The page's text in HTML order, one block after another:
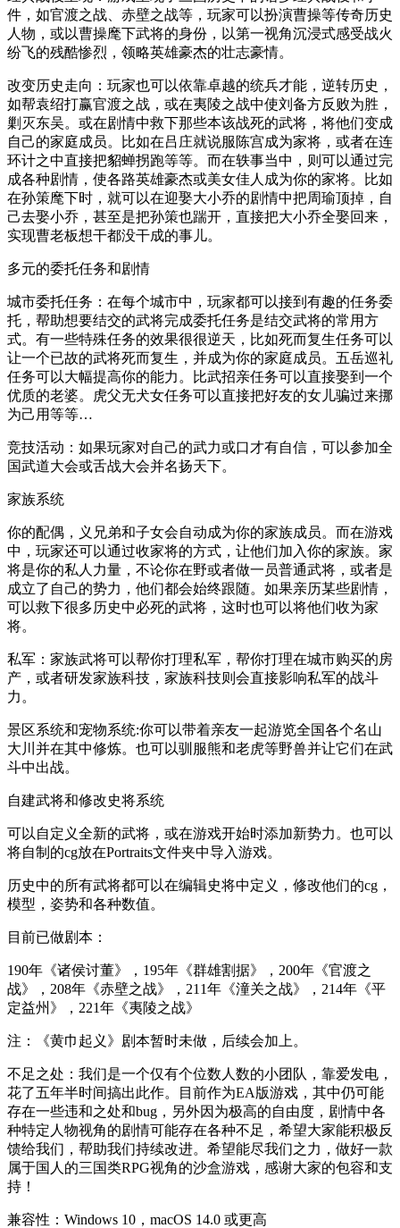
件，如官渡之战、赤壁之战等，玩家可以扮演曹操等传奇历史
人物，或以曹操麾下武将的身份，以第一视角沉浸式感受战火
纷飞的残酷惨烈，领略英雄豪杰的壮志豪情。
改变历史走向：玩家也可以依靠卓越的统兵才能，逆转历史，
如帮袁绍打赢官渡之战，或在夷陵之战中使刘备方反败为胜，
剿灭东吴。或在剧情中救下那些本该战死的武将，将他们变成
自己的家庭成员。比如在吕庄就说服陈宫成为家将，或者在连
环计之中直接把貂蝉拐跑等等。而在轶事当中，则可以通过完
成各种剧情，使各路英雄豪杰或美女佳人成为你的家将。比如
在孙策麾下时，就可以在迎娶大小乔的剧情中把周瑜顶掉，自
己去娶小乔，甚至是把孙策也踹开，直接把大小乔全娶回来，
实现曹老板想干都没干成的事儿。
多元的委托任务和剧情
城市委托任务：在每个城市中，玩家都可以接到有趣的任务委
托，帮助想要结交的武将完成委托任务是结交武将的常用方
式。有一些特殊任务的效果很很逆天，比如死而复生任务可以
让一个已故的武将死而复生，并成为你的家庭成员。五岳巡礼
任务可以大幅提高你的能力。比武招亲任务可以直接娶到一个
优质的老婆。虎父无犬女任务可以直接把好友的女儿骗过来挪
为己用等等…
竞技活动：如果玩家对自己的武力或口才有自信，可以参加全
国武道大会或舌战大会并名扬天下。
家族系统
你的配偶，义兄弟和子女会自动成为你的家族成员。而在游戏
中，玩家还可以通过收家将的方式，让他们加入你的家族。家
将是你的私人力量，不论你在野或者做一员普通武将，或者是
成立了自己的势力，他们都会始终跟随。如果亲历某些剧情，
可以救下很多历史中必死的武将，这时也可以将他们收为家
将。
私军：家族武将可以帮你打理私军，帮你打理在城市购买的房
产，或者研发家族科技，家族科技则会直接影响私军的战斗
力。
景区系统和宠物系统:你可以带着亲友一起游览全国各个名山
大川并在其中修炼。也可以驯服熊和老虎等野兽并让它们在武
斗中出战。
自建武将和修改史将系统
可以自定义全新的武将，或在游戏开始时添加新势力。也可以
将自制的cg放在Portraits文件夹中导入游戏。
历史中的所有武将都可以在编辑史将中定义，修改他们的cg，
模型，姿势和各种数值。
目前已做剧本：
190年《诸侯讨董》，195年《群雄割据》，200年《官渡之
战》，208年《赤壁之战》，211年《潼关之战》，214年《平
定益州》，221年《夷陵之战》
注：《黄巾起义》剧本暂时未做，后续会加上。
不足之处：我们是一个仅有个位数人数的小团队，靠爱发电，
花了五年半时间搞出此作。目前作为EA版游戏，其中仍可能
存在一些违和之处和bug，另外因为极高的自由度，剧情中各
种特定人物视角的剧情可能存在各种不足，希望大家能积极反
馈给我们，帮助我们持续改进。希望能尽我们之力，做好一款
属于国人的三国类RPG视角的沙盒游戏，感谢大家的包容和支
持！
兼容性：Windows 10，macOS 14.0 或更高